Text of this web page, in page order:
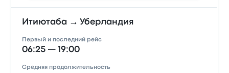
Итиютаба → Уберландия
Первый и последний рейс
06:25 — 19:00
Средняя продолжительность